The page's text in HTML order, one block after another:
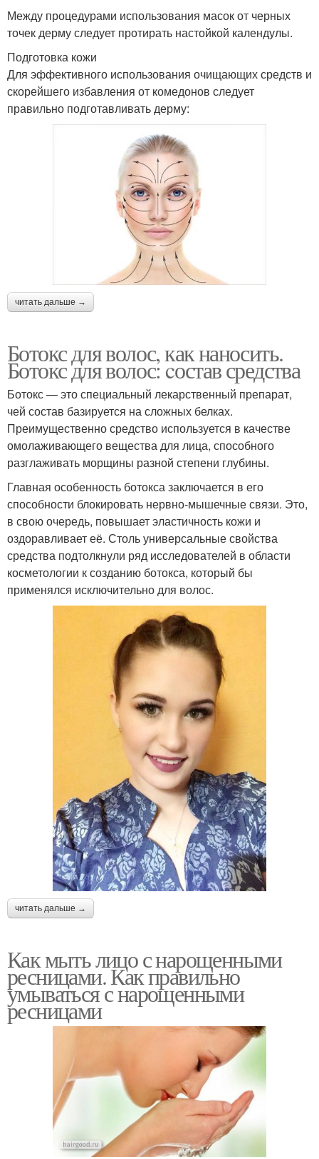
Между процедурами использования масок от черных
точек дерму следует протирать настойкой календулы.
Подготовка кожи
Для эффективного использования очищающих средств и
скорейшего избавления от комедонов следует
правильно подготавливать дерму:
читать дальше →
Ботокс для волос, как наносить.
Ботокс для волос: cостав средства
Ботокс — это специальный лекарственный препарат,
чей состав базируется на сложных белках.
Преимущественно средство используется в качестве
омолаживающего вещества для лица, способного
разглаживать морщины разной степени глубины.
Главная особенность ботокса заключается в его
способности блокировать нервно-мышечные связи. Это,
в свою очередь, повышает эластичность кожи и
оздоравливает её. Столь универсальные свойства
средства подтолкнули ряд исследователей в области
косметологии к созданию ботокса, который бы
применялся исключительно для волос.
читать дальше →
Как мыть лицо с нарощенными
ресницами. Как правильно
умываться с нарощенными
ресницами